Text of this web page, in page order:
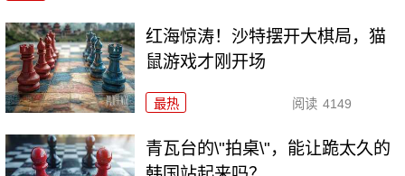
红海惊涛！沙特摆开大棋局，猫
鼠游戏才刚开场
最热 阅读 4149
青瓦台的\"拍桌\"，能让跪太久的